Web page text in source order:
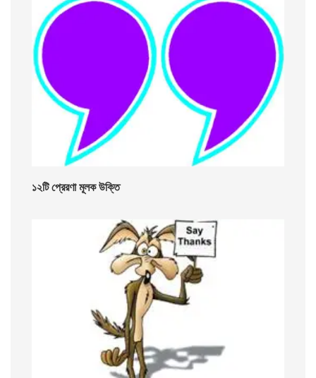
১২টি প্রেরণা মূলক উক্তি